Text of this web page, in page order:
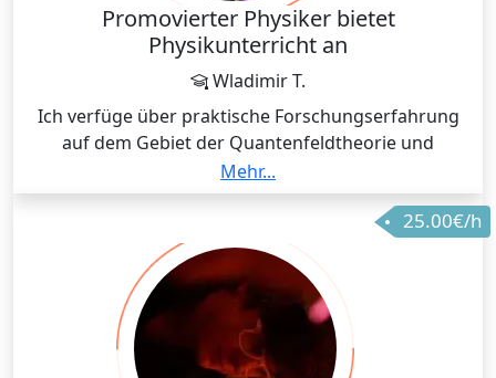
Promovierter Physiker bietet
Physikunterricht an
Wladimir T.
Ich verfüge über praktische Forschungserfahrung
auf dem Gebiet der Quantenfeldtheorie und
Teilchenphysik und war an drei wissenschaftlichen
Veröffentlichungen beteiligt.
Mehr...
25.00€/h